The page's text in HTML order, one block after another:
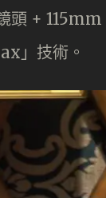
頭 +
」技術。